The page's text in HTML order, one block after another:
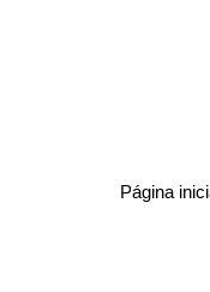
Página